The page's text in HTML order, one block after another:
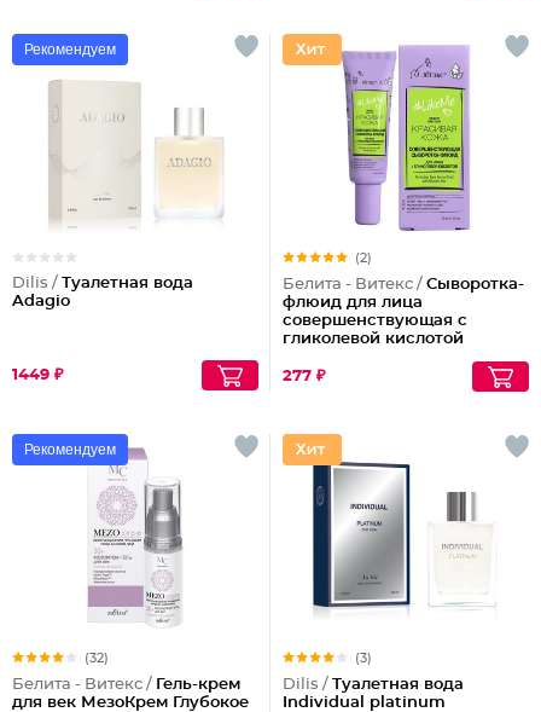
Рекомендуем
Dilis / Туалетная вода
Adagio
1449 ₽
(2)
Белита - Витекс / Сыворотка-
флюид для лица
совершенствующая с
гликолевой кислотой
277 ₽
Рекомендуем
(32)
Белита - Витекс / Гель-крем
для век МезоКрем Глубокое
(3)
Dilis / Туалетная вода
Individual platinum